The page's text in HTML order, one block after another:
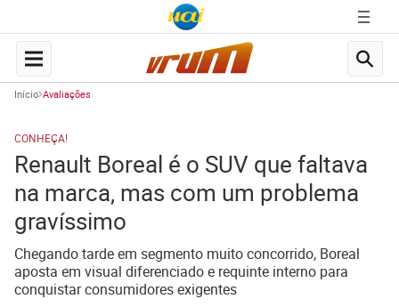
Início Avaliações
CONHEÇA!
Renault Boreal é o SUV que faltava
na marca, mas com um problema
gravíssimo
Chegando tarde em segmento muito concorrido, Boreal
aposta em visual diferenciado e requinte interno para
conquistar consumidores exigentes